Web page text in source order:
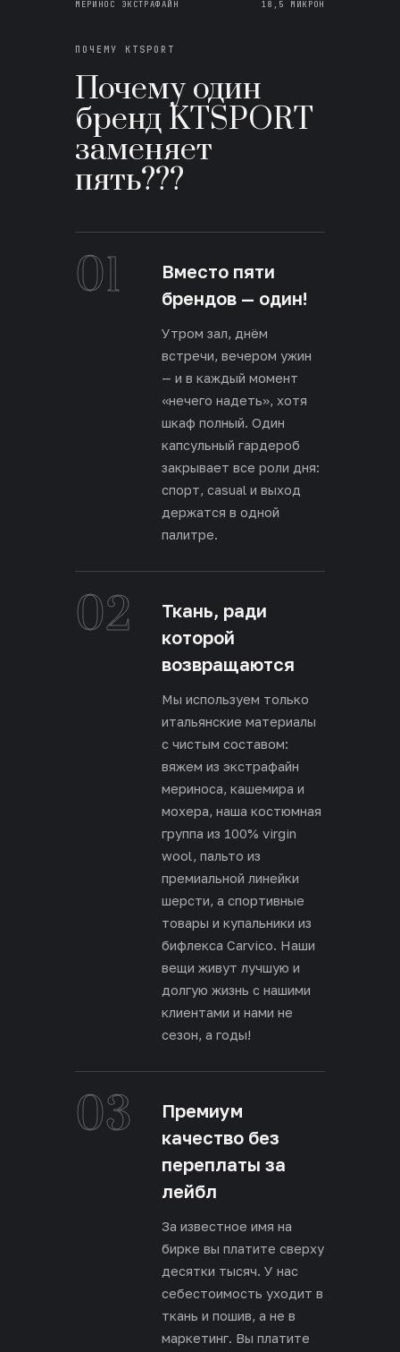
МЕРИНОС ЭКСТРАФАЙН 18,5 МИКРОН
ПОЧЕМУ KTSPORT
Почему один
бренд KTSPORT
заменяет
пять???
01
Вместо пяти
брендов — один!
Утром зал, днём
встречи, вечером ужин
— и в каждый момент
«нечего надеть», хотя
шкаф полный. Один
капсульный гардероб
закрывает все роли дня:
спорт, casual и выход
держатся в одной
палитре.
02
Ткань, ради
которой
возвращаются
Мы используем только
итальянские материалы
с чистым составом:
вяжем из экстрафайн
мериноса, кашемира и
мохера, наша костюмная
группа из 100% virgin
wool, пальто из
премиальной линейки
шерсти, а спортивные
товары и купальники из
бифлекса Carvico. Наши
вещи живут лучшую и
долгую жизнь с нашими
клиентами и нами не
сезон, а годы!
03
Премиум
качество без
переплаты за
лейбл
За известное имя на
бирке вы платите сверху
десятки тысяч. У нас
себестоимость уходит в
ткань и пошив, а не в
маркетинг. Вы платите